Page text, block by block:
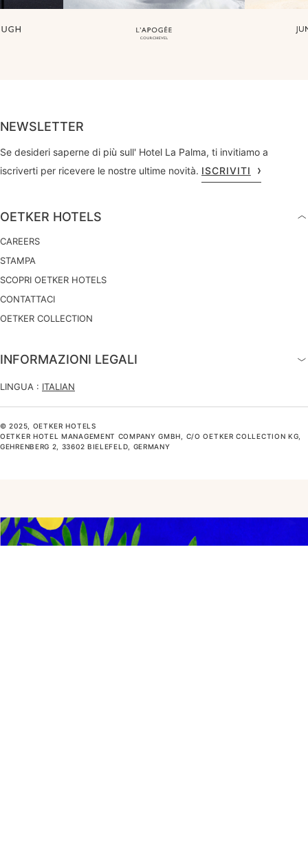
NEWSLETTER
Se desideri saperne di più sull' Hotel La Palma, ti invitiamo a
iscriverti per ricevere le nostre ultime novità. ISCRIVITI
OETKER HOTELS
CAREERS
STAMPA
SCOPRI OETKER HOTELS
CONTATTACI
OETKER COLLECTION
INFORMAZIONI LEGALI
LINGUA : ITALIAN
© 2025, OETKER HOTELS
OETKER HOTEL MANAGEMENT COMPANY GMBH, C/O OETKER COLLECTION KG,
GEHRENBERG 2, 33602 BIELEFELD, GERMANY